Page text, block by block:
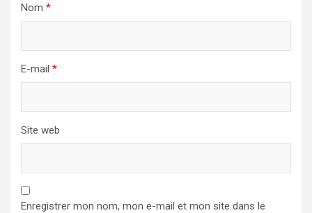
Nom *
E-mail *
Site web
Enregistrer mon nom, mon e-mail et mon site dans le